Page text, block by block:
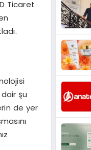
Ticaret
şu
de yer